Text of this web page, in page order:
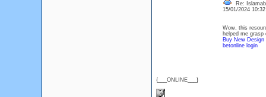
{___ONLINE___}
Re:
15/01/2024
Wow, this
helped me
Buy New Design
betonline login